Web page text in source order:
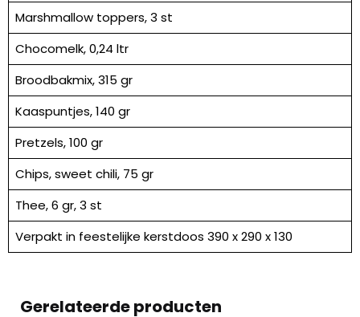
Marshmallow toppers, 3 st
Chocomelk, 0,24 ltr
Broodbakmix, 315 gr
Kaaspuntjes, 140 gr
Pretzels, 100 gr
Chips, sweet chili, 75 gr
Thee, 6 gr, 3 st
Verpakt in feestelijke kerstdoos 390 x 290 x 130
Gerelateerde producten